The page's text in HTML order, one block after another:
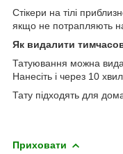
Стікери на тілі
якщо не потрапляють на
Як видалити
Татуювання можна
Нанесіть і через 10
Тату підходять для
Приховати